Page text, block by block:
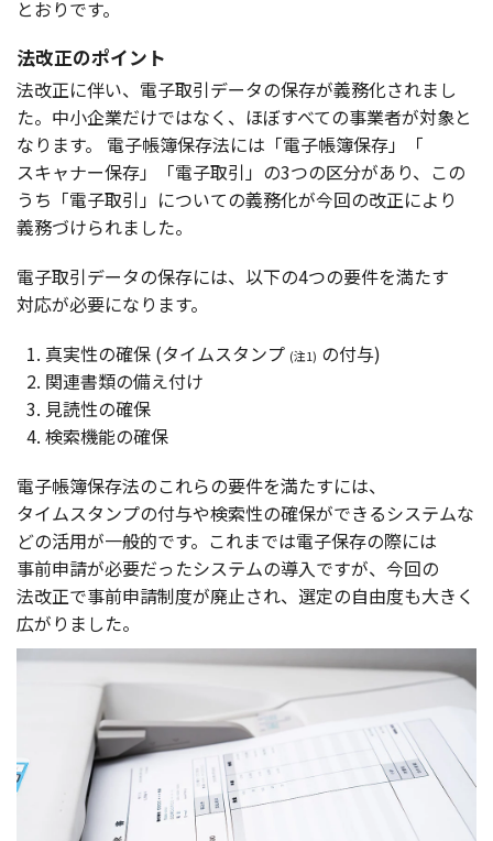
とおりです。
法改正のポイント
法改正に伴い、 電子取引データの保存が義務化されまし
た。 中小企業だけではなく、ほぼすべての事業者が対象と
なります。
電子帳簿保存法には「電子帳簿保存」「
スキャナー保存」「電子取引」の3つの区分があり、この
うち「電子取引」についての義務化が今回の改正により
義務づけられました。
電子取引データの保存には、 以下の4つの要件を満たす
対応が必要になります。
真実性の確保(タイムスタンプ (注1) の付与)
関連書類の備え付け
見読性の確保
検索機能の確保
電子帳簿保存法のこれらの要件を満たすには、
タイムスタンプの付与や検索性の確保ができるシステムな
どの活用が一般的です。これまでは電子保存の際には
事前申請が必要だったシステムの導入ですが、 今回の
法改正で事前申請制度が廃止され、 選定の自由度も大きく
広がりました。